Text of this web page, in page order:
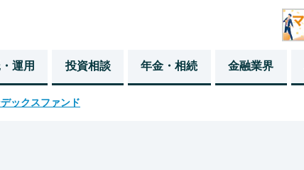
運用 投資相談 年金・相続 金融業界
ックスファンド